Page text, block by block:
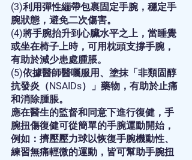
(3)利用彈性繃帶包裹固定手腕，穩定手
腕狀態，避免二次傷害。
(4)將手腕抬升到心臟水平之上，當睡覺
或坐在椅子上時，可用枕頭支撐手腕，
有助於減少患處腫脹。
(5)依據醫師醫囑服用、塗抹「非類固醇
抗發炎（NSAIDs）」藥物，有助於止痛
和消除腫脹。
應在醫生的監督和同意下進行復健，手
腕扭傷復健可從簡單的手腕運動開始，
例如：擠壓壓力球以恢復手腕機動性、
練習無痛輕微的運動，皆可幫助手腕扭